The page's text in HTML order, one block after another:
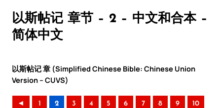
以斯帖记 章节 – 2 – 中文和合本 –
简体中文
以斯帖记 章 (Simplified Chinese Bible: Chinese Union
Version – CUVS)
◄ 1 2 3 4 5 6 7 8 9 10